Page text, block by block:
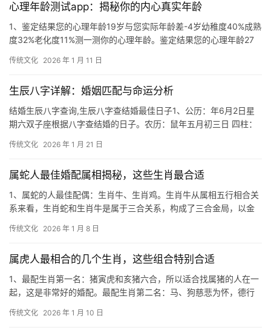
心理年龄测试app：揭秘你的内心真实年龄
1、鉴定结果您的心理年龄19岁与您实际年龄差-4岁幼稚度40%成熟
度32%老化度11%测一测你的心理年龄。鉴定结果您的心理年龄27
传统文化 2026 年 1 月 11 日
生辰八字详解：婚姻匹配与命运分析
结婚生辰八字查询,生辰八字查结婚最佳日子1、公历：年6月2日星
期六双子座根据八字查结婚的日子。农历：鼠年五月初三日 四柱：
传统文化 2026 年 1 月 21 日
属蛇人最佳婚配属相揭秘，这些生肖最合适
1、属蛇的人最佳配偶：生肖牛、生肖鸡。生肖牛从属相五行相合关
系来看，生肖蛇和生肖牛是属于三合关系，构成了三合金局，以金
传统文化 2026 年 1 月 8 日
属虎人最相合的几个生肖，这些组合特别合适
1、最配生肖第一名：猪寅虎和亥猪六合，所以适合找属猪的人在一
起，这是非常好的婚配。最配生肖第二名：马、狗慈悲为怀，德行
传统文化 2026 年 1 月 10 日